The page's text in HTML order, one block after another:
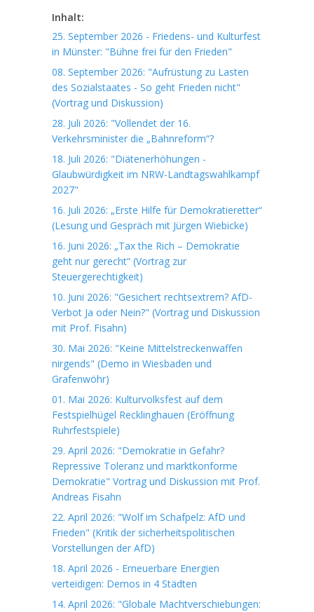
Inhalt:
25. September 2026 - Friedens- und Kulturfest
in Münster: "Bühne frei für den Frieden"
08. September 2026: "Aufrüstung zu Lasten
des Sozialstaates - So geht Frieden nicht"
(Vortrag und Diskussion)
28. Juli 2026: "Vollendet der 16.
Verkehrsminister die „Bahnreform“?
18. Juli 2026: "Diätenerhöhungen -
Glaubwürdigkeit im NRW-Landtagswahlkampf
2027"
16. Juli 2026: „Erste Hilfe für Demokratieretter“
(Lesung und Gespräch mit Jürgen Wiebicke)
16. Juni 2026: „Tax the Rich – Demokratie
geht nur gerecht“ (Vortrag zur
Steuergerechtigkeit)
10. Juni 2026: "Gesichert rechtsextrem? AfD-
Verbot Ja oder Nein?" (Vortrag und Diskussion
mit Prof. Fisahn)
30. Mai 2026: "Keine Mittelstreckenwaffen
nirgends" (Demo in Wiesbaden und
Grafenwöhr)
01. Mai 2026: Kulturvolksfest auf dem
Festspielhügel Recklinghauen (Eröffnung
Ruhrfestspiele)
29. April 2026: "Demokratie in Gefahr?
Repressive Toleranz und marktkonforme
Demokratie" Vortrag und Diskussion mit Prof.
Andreas Fisahn
22. April 2026: "Wolf im Schafpelz: AfD und
Frieden" (Kritik der sicherheitspolitischen
Vorstellungen der AfD)
18. April 2026 - Erneuerbare Energien
verteidigen: Demos in 4 Städten
14. April 2026: "Globale Machtverschiebungen: